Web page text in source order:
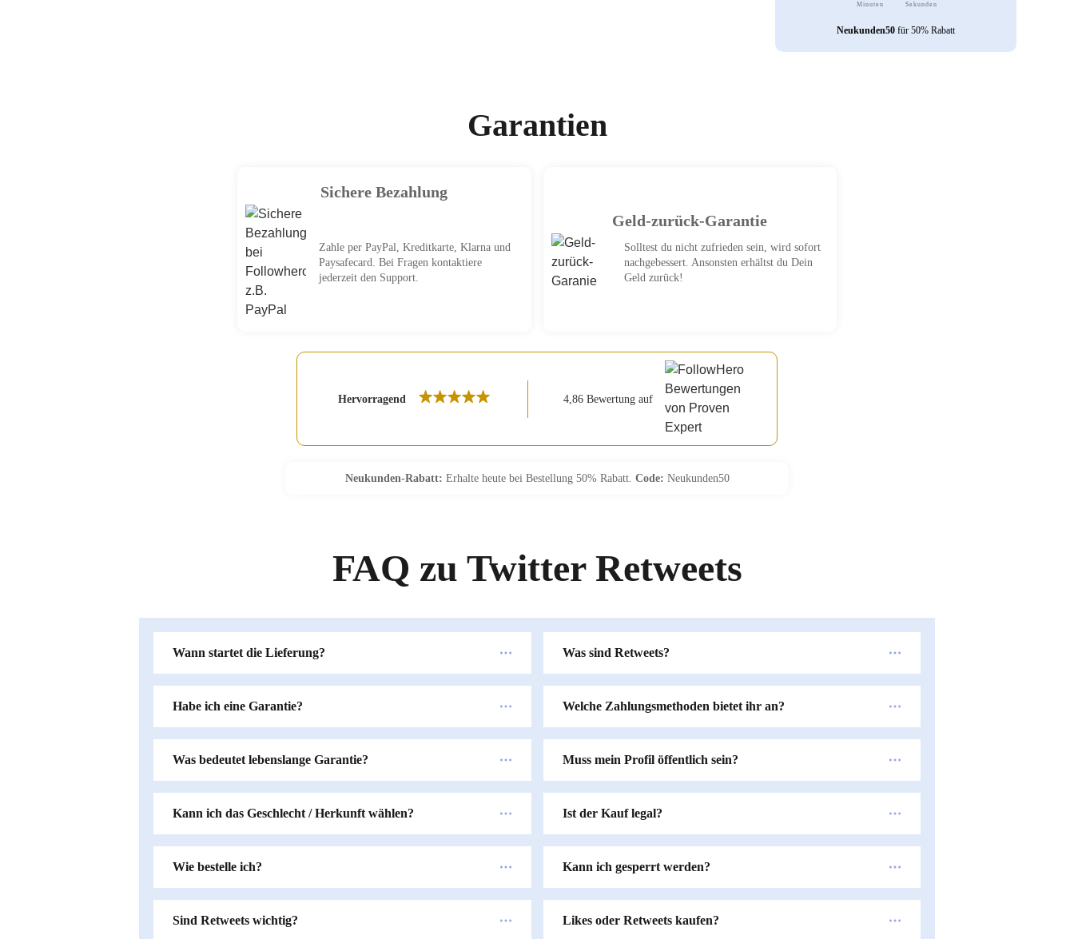
Minuten Sekunden
Neukunden50 für 50% Rabatt
Garantien
Sichere Bezahlung
Zahle per PayPal, Kreditkarte, Klarna und
Paysafecard. Bei Fragen kontaktiere
jederzeit den Support.
Geld-zurück-Garantie
Solltest du nicht zufrieden sein, wird sofort
nachgebessert. Ansonsten erhältst du Dein
Geld zurück!
Hervorragend 4,86 Bewertung auf
Neukunden-Rabatt: Erhalte heute bei Bestellung 50% Rabatt. Code: Neukunden50
FAQ zu Twitter Retweets
Wann startet die Lieferung?
Habe ich eine Garantie?
Was bedeutet lebenslange Garantie?
Kann ich das Geschlecht / Herkunft wählen?
Wie bestelle ich?
Sind Retweets wichtig?
Was sind Retweets?
Welche Zahlungsmethoden bietet ihr an?
Muss mein Profil öffentlich sein?
Ist der Kauf legal?
Kann ich gesperrt werden?
Likes oder Retweets kaufen?